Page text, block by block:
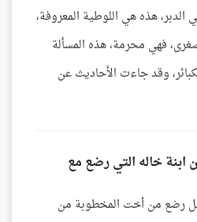
هذه هي اللوطية المعروفة،
فهي محرمة، هذه المسألة
وقد جاءت الأحاديث عن
ابنة خاله التي رضع مع
رضع من أخت المخطوبة من